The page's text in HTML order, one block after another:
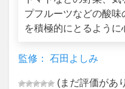
プフルーツなどの酸
を積極的にとるように
監修： 石田よしみ
(まだ評価があ